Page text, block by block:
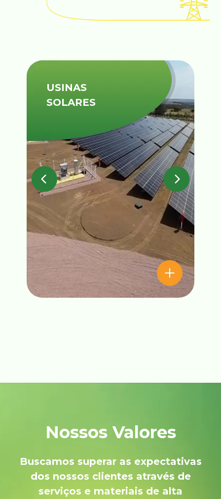
USINAS
SOLARES
Nossos Valores
Buscamos superar as expectativas
dos nossos clientes através de
serviços e materiais de alta